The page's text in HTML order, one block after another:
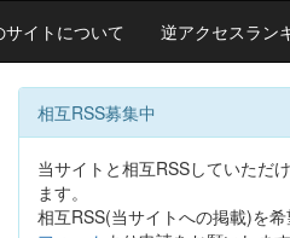
サイトについて 逆アクセスラン
相互RSS募集中
当サイトと相互RSSしていただ
ます。
相互RSS(当サイトへの掲載)を